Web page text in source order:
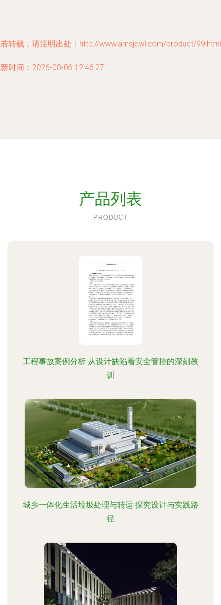
转载，请注明出处：http://www.amsjcwl.com/product/99.html
时间：2026-08-06 12:46:27
产品列表
PRODUCT
工程事故案例分析 从设计缺陷看安全管控的深刻教
训
城乡一体化生活垃圾处理与转运 探究设计与实践路
径